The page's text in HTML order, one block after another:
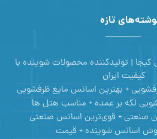
تازه
کیجا | تولیدکننده محصولات شوینده با
کیفیت ایران
+ بهترین اسانس مایع ظرفشویی
لکه بر عمده + مناسب هتل ها
صنعتی + قوی‌ترین اسانس‌ صنعتی
اسانس شوینده + قیمت